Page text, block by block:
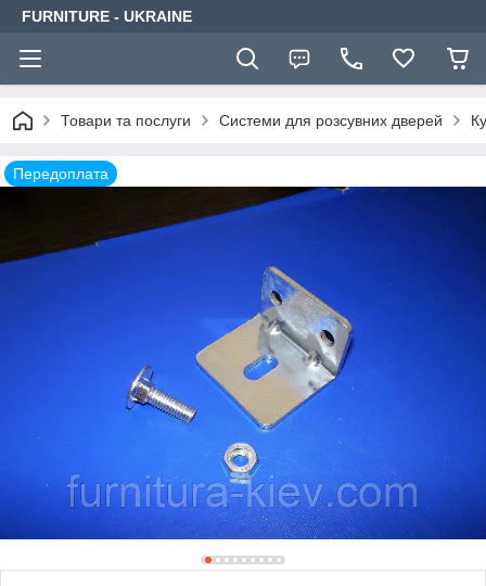
FURNITURE - UKRAINE
Товари та послуги Системи для розсувних дверей
Передоплата